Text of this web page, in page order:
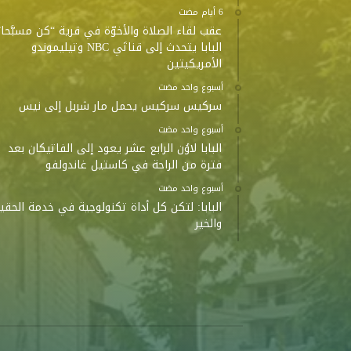
عقب لقاء الصلاة والأخوّة في قرية “كن
البابا يتحدث إلى قناتَي NBC وتيليموندو
الأمريكيتين
‫‫‫‏‫أسبوع واحد مضت‬
سركيس سركيس يحمل مار شربل إلى نيس
‫‫‫‏‫أسبوع واحد مضت‬
البابا لاوُن الرابع عشر يعود إلى الفاتيكان بعد
فترة من الراحة في كاستيل غاندولفو
‫‫‫‏‫أسبوع واحد مضت‬
البابا: لتكن كل أداة تكنولوجية في خدمة
والخير